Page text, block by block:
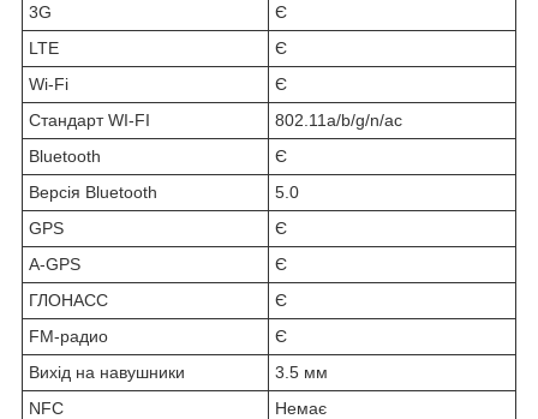
3G
Є
LTE
Є
Wi-Fi
Є
Стандарт WI-FI
802.11a/b/g/n/ac
Bluetooth
Є
Версія Bluetooth
5.0
GPS
Є
A-GPS
Є
ГЛОНАСС
Є
FM-радио
Є
Вихід на навушники
3.5 мм
NFC
Немає